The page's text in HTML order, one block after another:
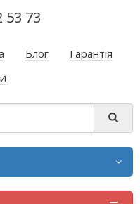
73
Блог
Гарантія